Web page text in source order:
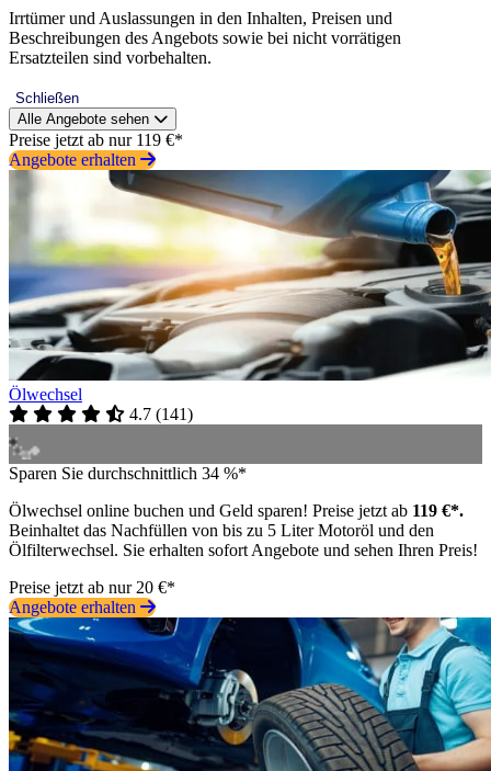
Irrtümer und Auslassungen in den Inhalten, Preisen und
Beschreibungen des Angebots sowie bei nicht vorrätigen
Ersatzteilen sind vorbehalten.
Schließen
Alle Angebote sehen
Preise jetzt ab nur 119 €*
Angebote erhalten
Ölwechsel
4.7 (141)
Sparen Sie durchschnittlich 34 %*
Ölwechsel online buchen und Geld sparen! Preise jetzt ab 119 €*.
Beinhaltet das Nachfüllen von bis zu 5 Liter Motoröl und den
Ölfilterwechsel. Sie erhalten sofort Angebote und sehen Ihren Preis!
Preise jetzt ab nur 20 €*
Angebote erhalten